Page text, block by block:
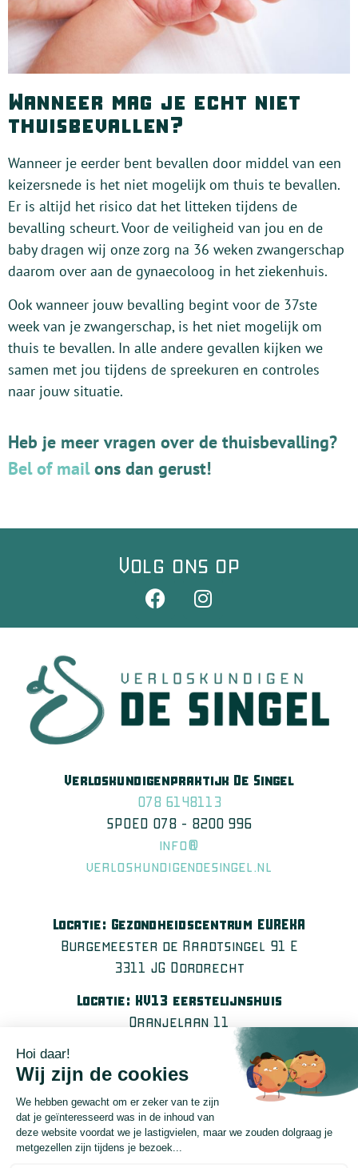
Wanneer mag je echt niet
thuisbevallen?
Wanneer je eerder bent bevallen door middel van een
keizersnede is het niet mogelijk om thuis te bevallen.
Er is altijd het risico dat het litteken tijdens de
bevalling scheurt. Voor de veiligheid van jou en de
baby dragen wij onze zorg na 36 weken zwangerschap
daarom over aan de gynaecoloog in het ziekenhuis.
Ook wanneer jouw bevalling begint voor de 37ste
week van je zwangerschap, is het niet mogelijk om
thuis te bevallen. In alle andere gevallen kijken we
samen met jou tijdens de spreekuren en controles
naar jouw situatie.
Heb je meer vragen over de thuisbevalling?
Bel of mailons dan gerust!
Volg ons op
Verloskundigenpraktijk De Singel
078 6148113
SPOED 078 – 8200 996
info@
verloskundigendesingel.nl
Locatie: Gezondheidscentrum EUREKA
Burgemeester de Raadtsingel 91 E
3311 JG Dordrecht
Locatie: KV13 eerstelijnshuis
Oranjelaan 11
3311 DH Dordrecht
Verloskundige Praktijk Papendrecht
Locatie: Gezondheidscentrum De Zorgmolen
Poldermolen 2